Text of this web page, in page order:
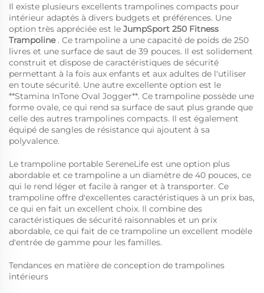
Il existe plusieurs excellents trampolines compacts pour
intérieur adaptés à divers budgets et préférences. Une
option très appréciée est le JumpSport 250 Fitness
Trampoline . Ce trampoline a une capacité de poids de 250
livres et une surface de saut de 39 pouces. Il est solidement
construit et dispose de caractéristiques de sécurité
permettant à la fois aux enfants et aux adultes de l'utiliser
en toute sécurité. Une autre excellente option est le
**Stamina InTone Oval Jogger**. Ce trampoline possède une
forme ovale, ce qui rend sa surface de saut plus grande que
celle des autres trampolines compacts. Il est également
équipé de sangles de résistance qui ajoutent à sa
polyvalence.
Le trampoline portable SereneLife est une option plus
abordable et ce trampoline a un diamètre de 40 pouces, ce
qui le rend léger et facile à ranger et à transporter. Ce
trampoline offre d'excellentes caractéristiques à un prix bas,
ce qui en fait un excellent choix. Il combine des
caractéristiques de sécurité raisonnables et un prix
abordable, ce qui fait de ce trampoline un excellent modèle
d'entrée de gamme pour les familles.
Tendances en matière de conception de trampolines
intérieurs